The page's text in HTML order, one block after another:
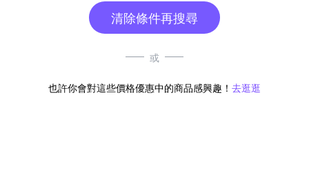
清除條件再搜尋
或
也許你會對這些價格優惠中的商品感興趣！ 去逛逛